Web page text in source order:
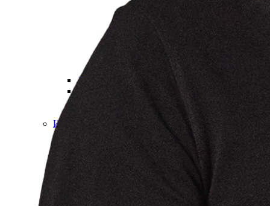
Для HR и рекрутмента
Колл-центр для онлайн-школ
АКЦ в сфере недвижимости
Интеграции